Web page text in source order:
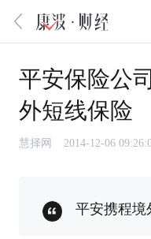
平安保险公
外短线保险
慧择网 2014-12-06
平安携程境